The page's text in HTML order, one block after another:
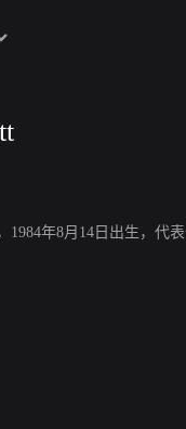
1984年8月14日出生，代